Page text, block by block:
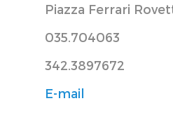
Piazza Ferrari
035.704063
342.3897672
E-mail